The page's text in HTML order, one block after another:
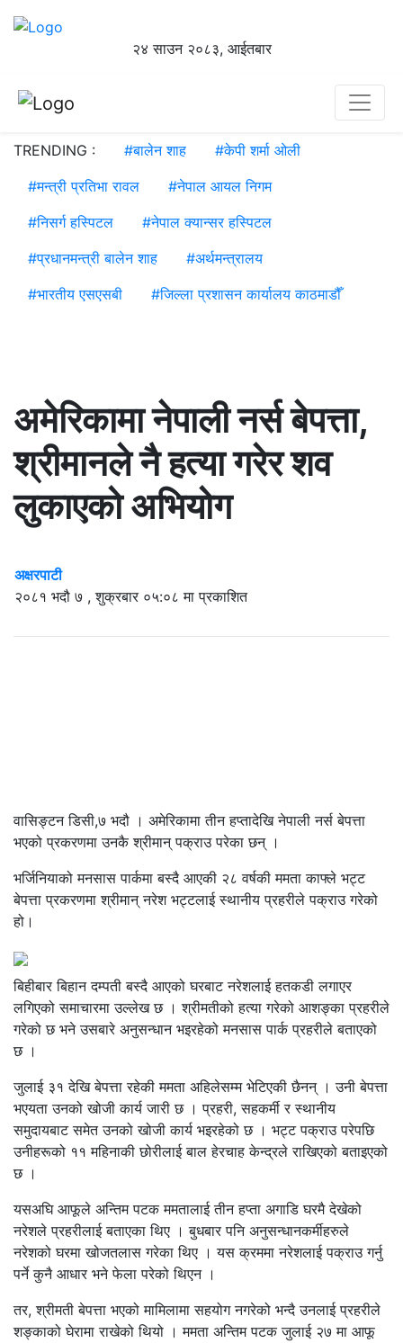
२४ साउन २०८३, आईतबार
TRENDING : #बालेन शाह #केपी शर्मा ओली
#मन्त्री प्रतिभा रावल #नेपाल आयल निगम
#निसर्ग हस्पिटल #नेपाल क्यान्सर हस्पिटल
#प्रधानमन्त्री बालेन शाह #अर्थमन्त्रालय
#भारतीय एसएसबी #जिल्ला प्रशासन कार्यालय काठमाडौँ
अमेरिकामा नेपाली नर्स बेपत्ता,
श्रीमानले नै हत्या गरेर शव
लुकाएको अभियोग
अक्षरपाटी
२०८१ भदौ ७ , शुक्रबार ०५:०८ मा प्रकाशित
वासिङ्टन डिसी,७ भदौ । अमेरिकामा तीन हप्तादेखि नेपाली नर्स बेपत्ता
भएको प्रकरणमा उनकै श्रीमान् पक्राउ परेका छन् ।
भर्जिनियाको मनसास पार्कमा बस्दै आएकी २८ वर्षकी ममता काफ्ले भट्ट
बेपत्ता प्रकरणमा श्रीमान् नरेश भट्टलाई स्थानीय प्रहरीले पक्राउ गरेको
हो।
बिहीबार बिहान दम्पती बस्दै आएको घरबाट नरेशलाई हतकडी लगाएर
लगिएको समाचारमा उल्लेख छ । श्रीमतीको हत्या गरेको आशङ्का प्रहरीले
गरेको छ भने उसबारे अनुसन्धान भइरहेको मनसास पार्क प्रहरीले बताएको
छ ।
जुलाई ३१ देखि बेपत्ता रहेकी ममता अहिलेसम्म भेटिएकी छैनन् । उनी बेपत्ता
भएयता उनको खोजी कार्य जारी छ । प्रहरी, सहकर्मी र स्थानीय
समुदायबाट समेत उनको खोजी कार्य भइरहेको छ । भट्ट पक्राउ परेपछि
उनीहरूको ११ महिनाकी छोरीलाई बाल हेरचाह केन्द्रले राखिएको बताइएको
छ ।
यसअघि आफूले अन्तिम पटक ममतालाई तीन हप्ता अगाडि घरमै देखेको
नरेशले प्रहरीलाई बताएका थिए । बुधबार पनि अनुसन्धानकर्मीहरुले
नरेशको घरमा खोजतलास गरेका थिए । यस क्रममा नरेशलाई पक्राउ गर्नु
पर्ने कुनै आधार भने फेला परेको थिएन ।
तर, श्रीमती बेपत्ता भएको मामिलामा सहयोग नगरेको भन्दै उनलाई प्रहरीले
शङ्काको घेरामा राखेको थियो । ममता अन्तिम पटक जुलाई २७ मा आफू